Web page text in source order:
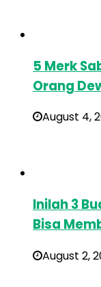
5 Merk
Orang
August 4,
Inilah 3
Bisa
August 2,